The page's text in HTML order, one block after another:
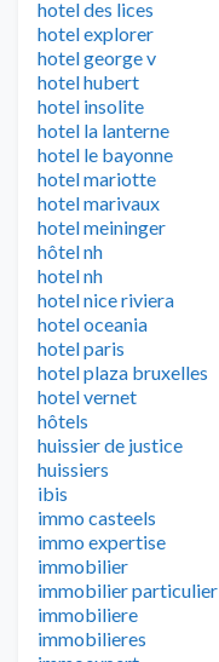
hotel des lices
hotel explorer
hotel george v
hotel hubert
hotel insolite
hotel la lanterne
hotel le bayonne
hotel mariotte
hotel marivaux
hotel meininger
hôtel nh
hotel nh
hotel nice riviera
hotel oceania
hotel paris
hotel plaza bruxelles
hotel vernet
hôtels
huissier de justice
huissiers
ibis
immo casteels
immo expertise
immobilier
immobilier particulier
immobiliere
immobilieres